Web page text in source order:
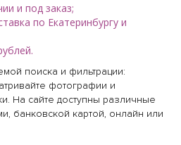
и под заказ;
по Екатеринбургу и
поиска и фильтрации:
фотографии и
На сайте доступны различные
банковской картой, онлайн или